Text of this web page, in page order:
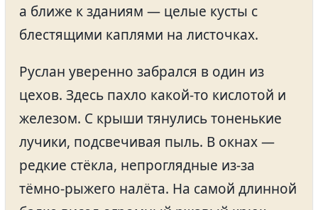
а ближе к зданиям — целые кусты с
блестящими каплями на листочках.
Руслан уверенно забрался в один из
цехов. Здесь пахло какой-то кислотой и
железом. С крыши тянулись тоненькие
лучики, подсвечивая пыль. В окнах —
редкие стёкла, непроглядные из-за
тёмно-рыжего налёта. На самой длинной